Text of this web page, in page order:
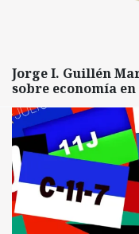
Jorge I. Guillén
sobre economía en